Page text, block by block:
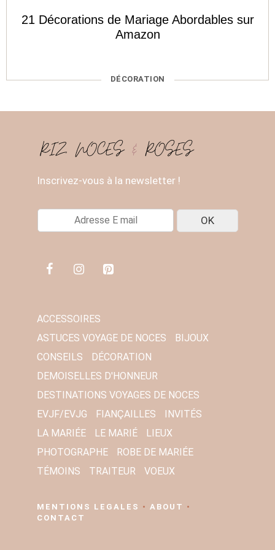
21 Décorations de Mariage Abordables sur
Amazon
CATÉGORIES
DÉCORATION
Inscrivez-vous à la newsletter !
E
OK
ACCESSOIRES
ASTUCES VOYAGE DE NOCES
BIJOUX
CONSEILS
DÉCORATION
DEMOISELLES D'HONNEUR
DESTINATIONS VOYAGES DE NOCES
EVJF/EVJG
FIANÇAILLES
INVITÉS
LA MARIÉE
LE MARIÉ
LIEUX
PHOTOGRAPHE
ROBE DE MARIÉE
TÉMOINS
TRAITEUR VOEUX
MENTIONS LEGALES • ABOUT •
CONTACT